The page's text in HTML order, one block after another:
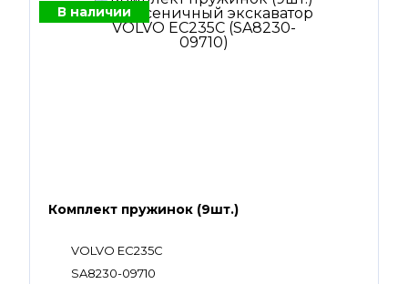
В наличии
Комплект пружинок (9шт.)
VOLVO EC235C
SA8230-09710